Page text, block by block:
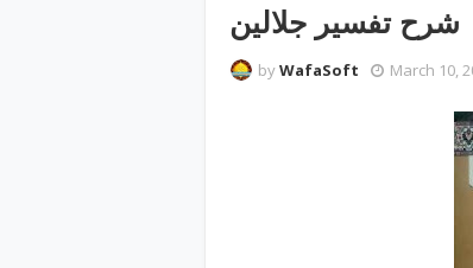
شرح تفسیر جلالین
byWafaSoft March 10,